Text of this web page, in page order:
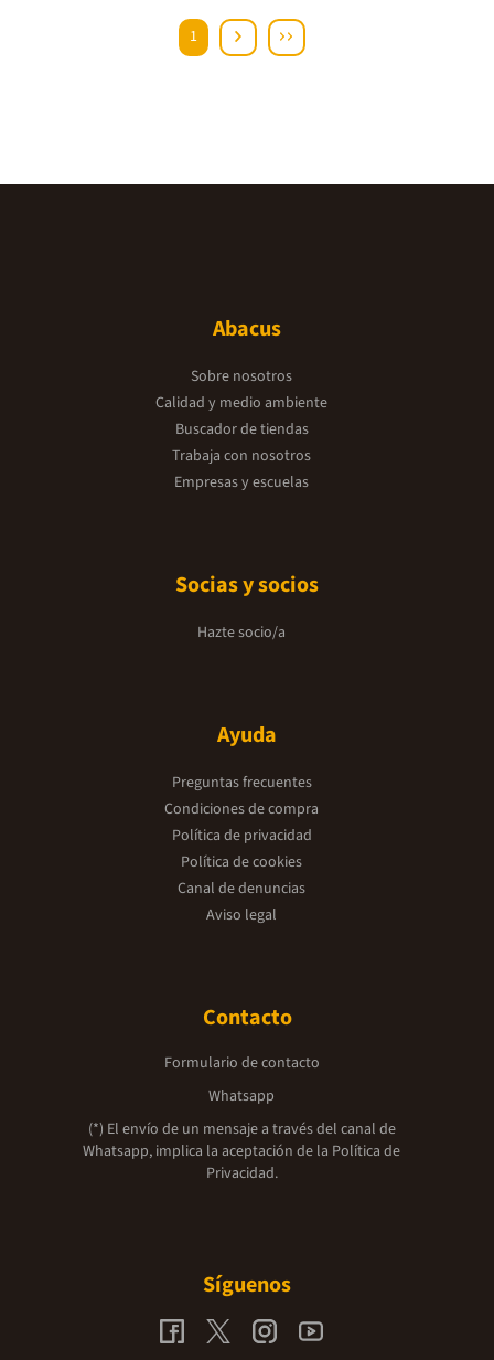
1
Abacus
Sobre nosotros
Calidad y medio ambiente
Buscador de tiendas
Trabaja con nosotros
Empresas y escuelas
Socias y socios
Hazte socio/a
Ayuda
Preguntas frecuentes
Condiciones de compra
Política de privacidad
Política de cookies
Canal de denuncias
Aviso legal
Contacto
Formulario de contacto
Whatsapp
(*) El envío de un mensaje a través del canal de
Whatsapp, implica la aceptación de la Política de
Privacidad.
Síguenos